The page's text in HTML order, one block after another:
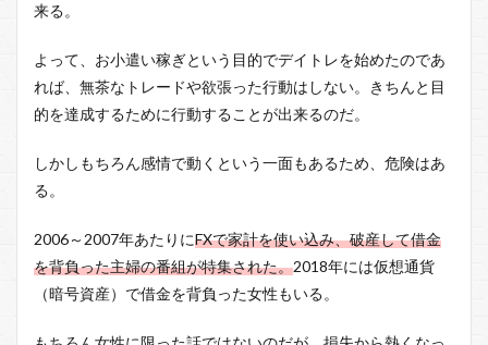
来る。
よって、お小遣い稼ぎという目的でデイトレを始めたのであ
れば、無茶なトレードや欲張った行動はしない。きちんと目
的を達成するために行動することが出来るのだ。
しかしもちろん感情で動くという一面もあるため、危険はあ
る。
2006～2007年あたりにFXで家計を使い込み、破産して借金
を背負った主婦の番組が特集された。2018年には仮想通貨
（暗号資産）で借金を背負った女性もいる。